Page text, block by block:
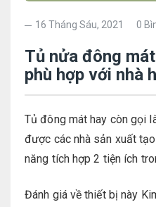
16 Tháng Sáu, 2021 0
Tủ nửa đông
phù hợp với nhà
Tủ đông mát hay còn gọi
được các nhà sản xuất
năng tích hợp 2 tiện ích
Đánh giá về thiết bị này